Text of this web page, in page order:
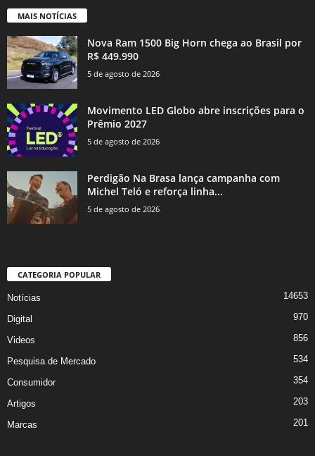
MAIS NOTÍCIAS
Nova Ram 1500 Big Horn chega ao Brasil por
R$ 449.990
5 de agosto de 2026
Movimento LED Globo abre inscrições para o
Prêmio 2027
5 de agosto de 2026
Perdigão Na Brasa lança campanha com
Michel Teló e reforça linha...
5 de agosto de 2026
CATEGORIA POPULAR
Notícias 14653
Digital 970
Videos 856
Pesquisa de Mercado 534
Consumidor 354
Artigos 203
Marcas 201